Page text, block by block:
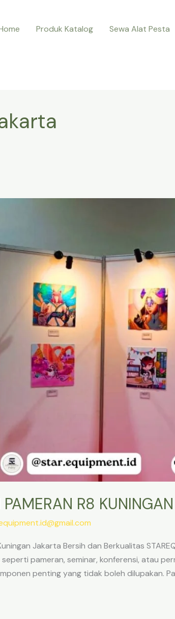
Produk Katalog Sewa Alat Pesta
PAMERAN R8
Jakarta Bersih dan Berkualitas
pameran, seminar, konferensi, atau
penting yang tidak boleh dilupakan.